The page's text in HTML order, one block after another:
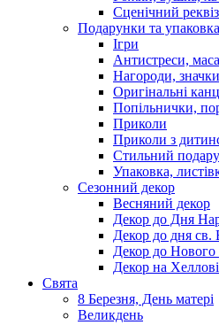
Сценічний
Подарунки та упаковка
Ігри
Антистреси,
Нагороди,
Оригінальні
Попільнички,
Приколи
Приколи з
Стильний
Упаковка,
Сезонний декор
Весняний декор
Декор до Дня
Декор до дня св.
Декор до Нового
Декор на
Свята
8 Березня, День матері
Великдень